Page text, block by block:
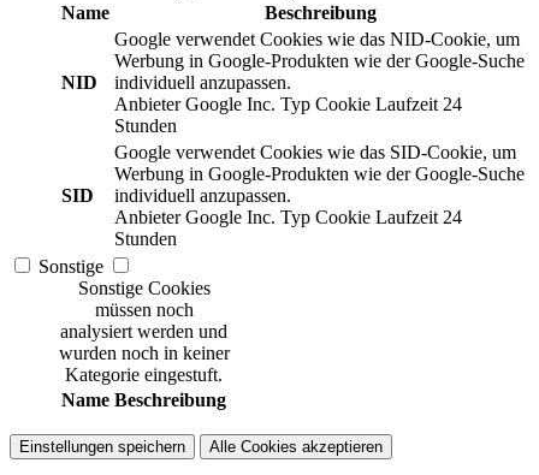
Name
Beschreibung
NID
Google verwendet Cookies wie das NID-Cookie, um
Werbung in Google-Produkten wie der Google-Suche
individuell anzupassen.
Anbieter Google Inc. Typ Cookie Laufzeit 24
Stunden
SID
Google verwendet Cookies wie das SID-Cookie, um
Werbung in Google-Produkten wie der Google-Suche
individuell anzupassen.
Anbieter Google Inc. Typ Cookie Laufzeit 24
Stunden
Sonstige
Sonstige Cookies
müssen noch
analysiert werden und
wurden noch in keiner
Kategorie eingestuft.
Name Beschreibung
Einstellungen speichern Alle Cookies akzeptieren